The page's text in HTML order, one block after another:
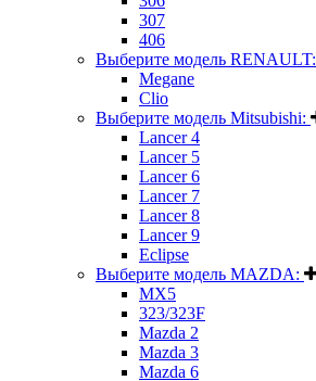
307
406
Выберите модель RENAULT:
Megane
Clio
Выберите модель Mitsubishi:
Lancer 4
Lancer 5
Lancer 6
Lancer 7
Lancer 8
Lancer 9
Eclipse
Выберите модель MAZDA:
MX5
323/323F
Mazda 2
Mazda 3
Mazda 6